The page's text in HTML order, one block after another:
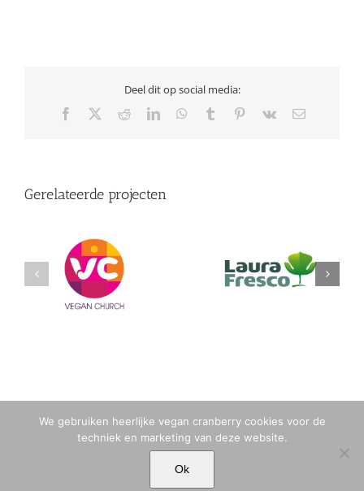
Deel dit op social media:
Facebook RedditLinkedInWhatsApp
Tumblr Pinterest
Vk
E-
Gerelateerde projecten
(English) logo vegan
church
(English) logo laura
© MARIA TIQWAH VAN ELDIK MUSA | T. +31 (0)6 23 77 88 49 |
We gebruiken heerlijke vegan cranberry cookies voor de
techniek en marketing van deze website.
Ok